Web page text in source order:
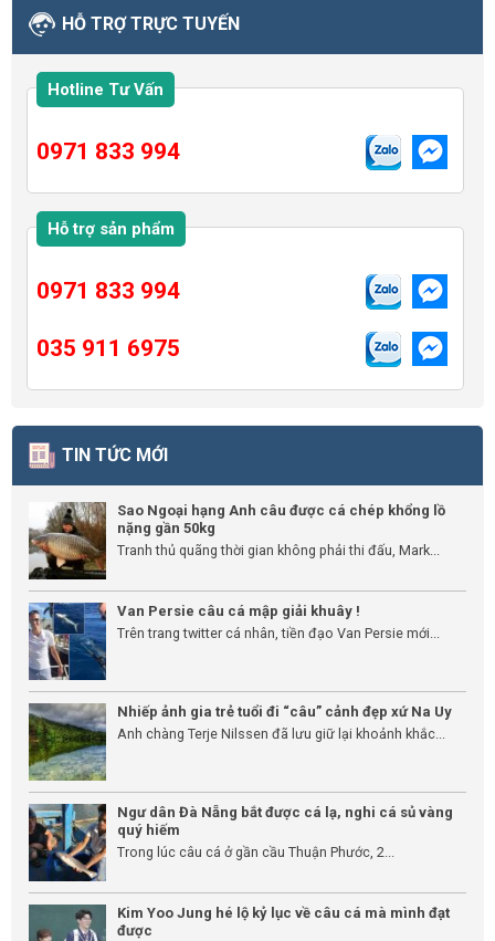
HỖ TRỢ TRỰC TUYẾN
Hotline Tư Vấn
0971 833 994
Hỗ trợ sản phẩm
0971 833 994
035 911 6975
TIN TỨC MỚI
Sao Ngoại hạng Anh câu được cá chép khổng lồ
nặng gần 50kg
Tranh thủ quãng thời gian không phải thi đấu, Mark...
Van Persie câu cá mập giải khuây !
Trên trang twitter cá nhân, tiền đạo Van Persie mới...
Nhiếp ảnh gia trẻ tuổi đi “câu” cảnh đẹp xứ Na Uy
Anh chàng Terje Nilssen đã lưu giữ lại khoảnh khắc...
Ngư dân Đà Nẵng bắt được cá lạ, nghi cá sủ vàng
quý hiếm
Trong lúc câu cá ở gần cầu Thuận Phước, 2...
Kim Yoo Jung hé lộ kỷ lục về câu cá mà mình đạt
được